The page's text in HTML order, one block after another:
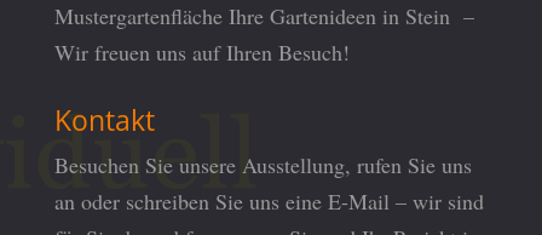
Mustergartenfläche Ihre Gartenideen in Stein –
Wir freuen uns auf Ihren Besuch!
Kontakt
Besuchen Sie unsere Ausstellung, rufen Sie uns
an oder schreiben Sie uns eine E-Mail – wir sind